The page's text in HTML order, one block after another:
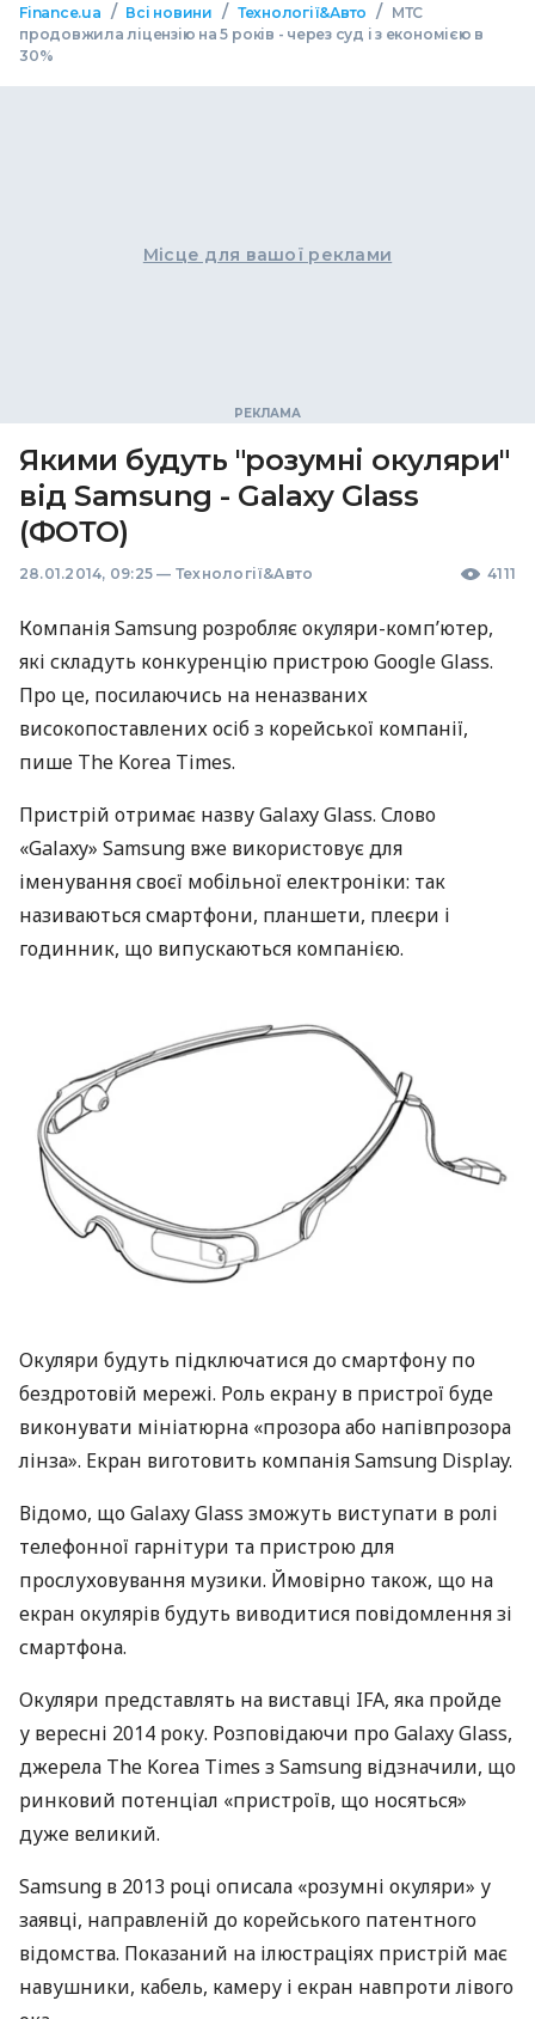
Finance.ua / Всі новини / Технології&Авто /
МТС
продовжила ліцензію на 5 років - через суд і з економією в
30%
Місце для вашої реклами
Якими будуть "розумні окуляри"
від Samsung - Galaxy Glass
(ФОТО)
28.01.2014, 09:25 — Технології&Авто 4111
Компанія Samsung розробляє окуляри-комп’ютер,
які складуть конкуренцію пристрою Google Glass.
Про це, посилаючись на неназваних
високопоставлених осіб з корейської компанії,
пише The Korea Times.
Пристрій отримає назву Galaxy Glass. Слово
«Galaxy» Samsung вже використовує для
іменування своєї мобільної електроніки: так
називаються смартфони, планшети, плеєри і
годинник, що випускаються компанією.
Окуляри будуть підключатися до смартфону по
бездротовій мережі. Роль екрану в пристрої буде
виконувати мініатюрна «прозора або напівпрозора
лінза». Екран виготовить компанія Samsung Display.
Відомо, що Galaxy Glass зможуть виступати в ролі
телефонної гарнітури та пристрою для
прослуховування музики. Ймовірно також, що на
екран окулярів будуть виводитися повідомлення зі
смартфона.
Окуляри представлять на виставці IFA, яка пройде
у вересні 2014 року. Розповідаючи про Galaxy Glass,
джерела The Korea Times з Samsung відзначили, що
ринковий потенціал «пристроїв, що носяться»
дуже великий.
Samsung в 2013 році описала «розумні окуляри» у
заявці, направленій до корейського патентного
відомства. Показаний на ілюстраціях пристрій має
навушники, кабель, камеру і екран навпроти лівого